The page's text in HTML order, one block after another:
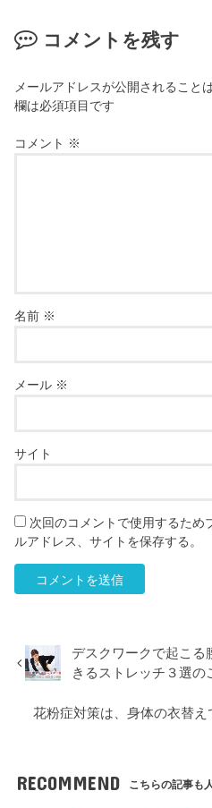
コメントを残す
メールアドレスが公開されること
欄は必須項目です
コメント ※
名前 ※
メール ※
サイト
次回のコメントで使用するため
ルアドレス、サイトを保存する。
デスクワークで起こる
きるストレッチ３選の
花粉症対策は、身体の衣替え
RECOMMEND こちらの記事も